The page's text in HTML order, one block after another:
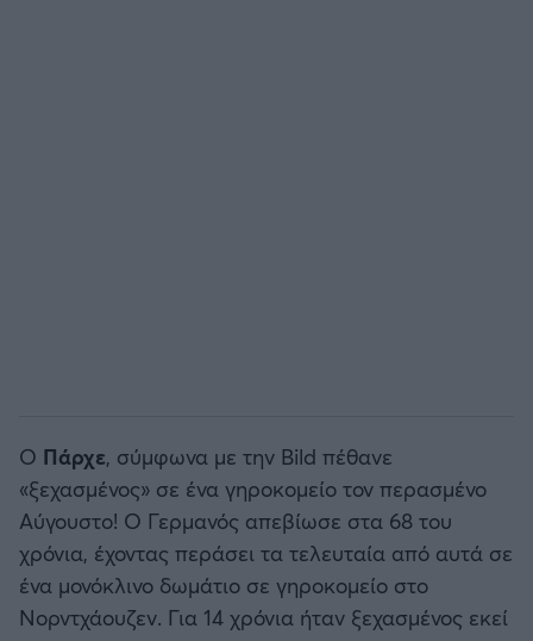
Παρί Σεν Ζερμέν
Ο Πάρχε, σύμφωνα με την Bild πέθανε
«ξεχασμένος» σε ένα γηροκομείο τον περασμένο
Αύγουστο! Ο Γερμανός απεβίωσε στα 68 του
χρόνια, έχοντας περάσει τα τελευταία από αυτά σε
ένα μονόκλινο δωμάτιο σε γηροκομείο στο
Νορντχάουζεν. Για 14 χρόνια ήταν ξεχασμένος εκεί